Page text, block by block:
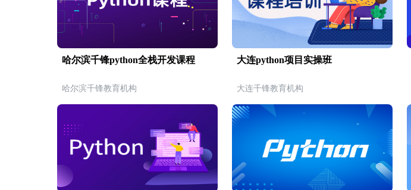
哈尔滨千锋python全栈开发课程
哈尔滨千锋教育机构
大连python项目实操班
大连千锋教育机构